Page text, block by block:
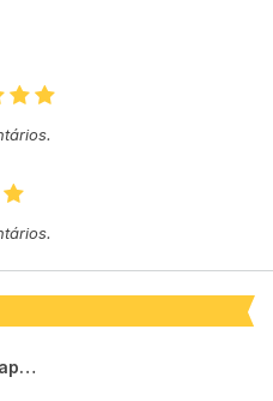
Rhaysa Fernanda de Paula Baptista